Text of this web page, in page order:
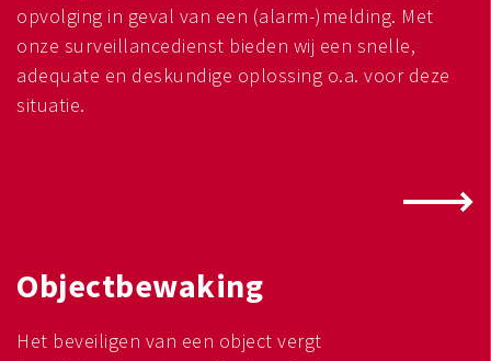
opvolging in geval van een (alarm-)melding. Met
onze surveillancedienst bieden wij een snelle,
adequate en deskundige oplossing o.a. voor deze
situatie.
Objectbewaking
Het beveiligen van een object vergt